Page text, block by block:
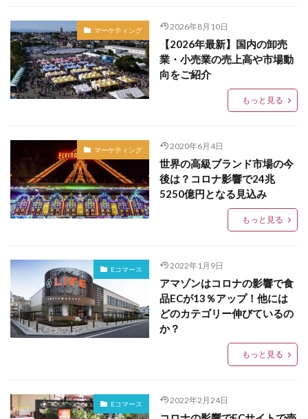
マーケティング 2026年8月10日
【2026年最新】国内の卸売
業・小売業の売上高や市場動
向をご紹介
もっと見る
マーケティング 2020年6月4日
世界の高級ブランド市場の今
後は？コロナ影響で24兆
5250億円となる見込み
もっと見る
Eコマース 2022年1月9日
アマゾンはコロナの影響で食
品ECが13％アップ！他には
どのカテゴリー伸びているの
か？
もっと見る
Eコマース 2022年2月24日